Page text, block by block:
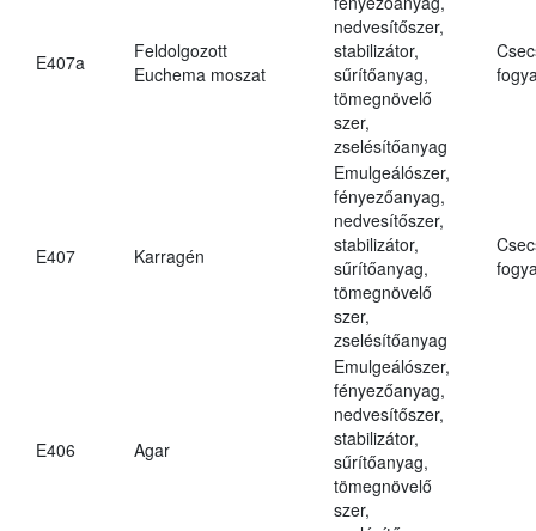
E407a
Feldolgozott
Euchema moszat
nedvesítőszer,
stabilizátor,
sűrítőanyag,
tömegnövelő
szer,
zselésítőanyag
E407 Karragén
Emulgeálószer,
fényezőanyag,
nedvesítőszer,
stabilizátor,
sűrítőanyag,
tömegnövelő
szer,
zselésítőanyag
E406 Agar
Emulgeálószer,
fényezőanyag,
nedvesítőszer,
stabilizátor,
sűrítőanyag,
tömegnövelő
szer,